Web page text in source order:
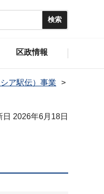
区政情報
ア駅伝）事業
日 2026年6月18日